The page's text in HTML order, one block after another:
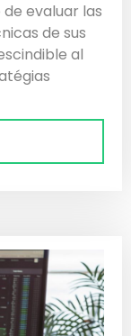
evaluar las
de sus
al